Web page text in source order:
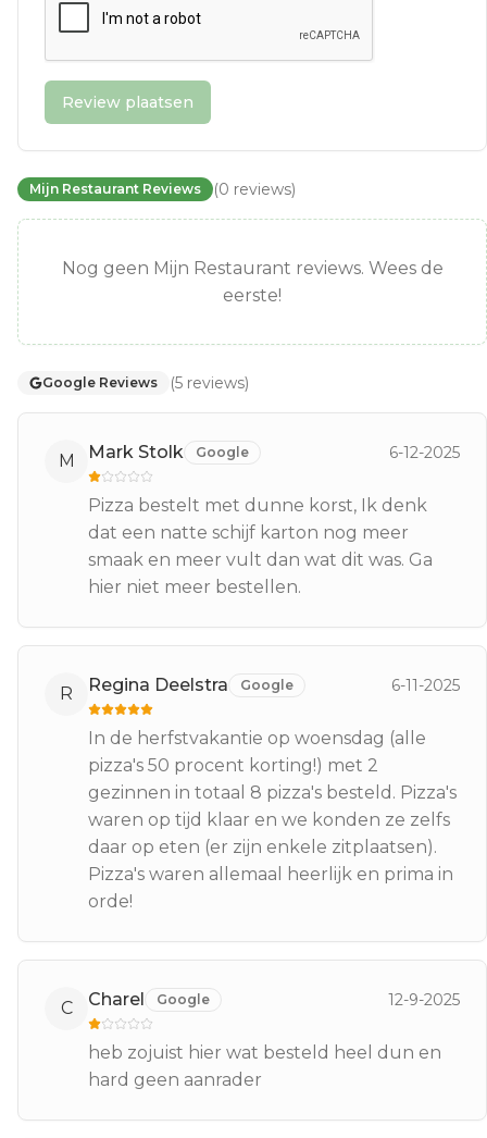
Review plaatsen
Mijn Restaurant Reviews (0 reviews)
Nog geen Mijn Restaurant reviews. Wees de
eerste!
Google Reviews (5 reviews)
M Mark Stolk Google 6-12-2025
Pizza bestelt met dunne korst, Ik denk
dat een natte schijf karton nog meer
smaak en meer vult dan wat dit was. Ga
hier niet meer bestellen.
R Regina Deelstra Google 6-11-2025
In de herfstvakantie op woensdag (alle
pizza's 50 procent korting!) met 2
gezinnen in totaal 8 pizza's besteld. Pizza's
waren op tijd klaar en we konden ze zelfs
daar op eten (er zijn enkele zitplaatsen).
Pizza's waren allemaal heerlijk en prima in
orde!
C Charel Google 12-9-2025
heb zojuist hier wat besteld heel dun en
hard geen aanrader